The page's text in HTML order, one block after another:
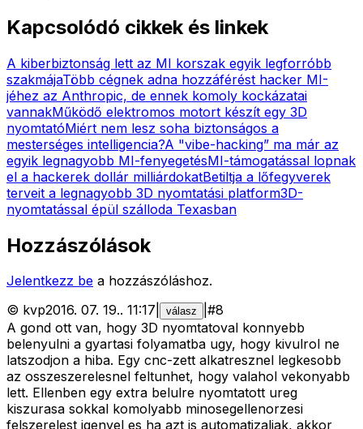
Kapcsolódó cikkek és linkek
A kiberbiztonság lett az MI korszak egyik legforróbb
szakmájaTöbb cégnek adna hozzáférést hacker MI-
jéhez az Anthropic, de ennek komoly kockázatai
vannakMűködő elektromos motort készít egy 3D
nyomtatóMiért nem lesz soha biztonságos a
mesterséges intelligencia?A "vibe-hacking” ma már az
egyik legnagyobb MI-fenyegetésMI-támogatással lopnak
el a hackerek dollár milliárdokatBetiltja a lőfegyverek
terveit a legnagyobb 3D nyomtatási platform3D-
nyomtatással épül szálloda Texasban
Hozzászólások
Jelentkezz be a hozzászóláshoz.
© kvp2016. 07. 19.. 11:17 válasz #8
A gond ott van, hogy 3D nyomtatoval konnyebb
belenyulni a gyartasi folyamatba ugy, hogy kivulrol ne
latszodjon a hiba. Egy cnc-zett alkatresznel legkesobb
az osszeszerelesnel feltunhet, hogy valahol vekonyabb
lett. Ellenben egy extra belulre nyomtatott ureg
kiszurasa sokkal komolyabb minosegellenorzesi
felszerelest igenyel es ha azt is automatizaljak, akkor